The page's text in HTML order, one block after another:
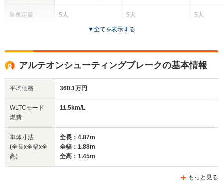
乗車定員
サイズ
(全長x全幅x全高)
5人
1.44m～1.45m
全幅
1.88m
5人
5ドア
1.49m～1.51m
5人
▼全てを表示する
アルテオンシューティングブレークの基本情報
平均価格 360.1万円
WLTCモード
燃費
11.5km/L
車体寸法
(全長x全幅x全
高)
全長：4.87m
全幅：1.88m
全高：1.45m
もっと見る